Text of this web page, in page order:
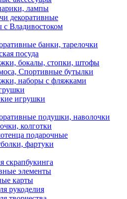
лампы
декоративные
Владивостоком
банки, тарелочки
посуда
бокалы, стопки, штофы
Спортивные бутылки
наборы с фляжками
игрушки
подушки, наволочки
колготки
подарочные
фартуки
скрапбукинга
элементы
карты
рукоделия